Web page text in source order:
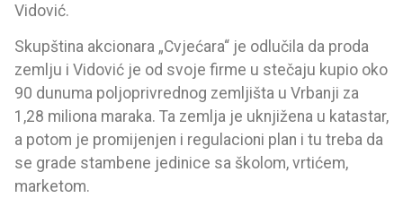
Vidović.
Skupština akcionara „Cvjećara“ je odlučila da proda
zemlju i Vidović je od svoje firme u stečaju kupio oko
90 dunuma poljoprivrednog zemljišta u Vrbanji za
1,28 miliona maraka. Ta zemlja je uknjižena u katastar,
a potom je promijenjen i regulacioni plan i tu treba da
se grade stambene jedinice sa školom, vrtićem,
marketom.